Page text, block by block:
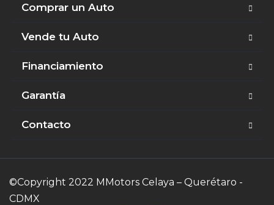
Comprar un Auto
Vende tu Auto
Financiamiento
Garantía
Contacto
©Copyright 2022 MMotors Celaya – Querétaro -
CDMX